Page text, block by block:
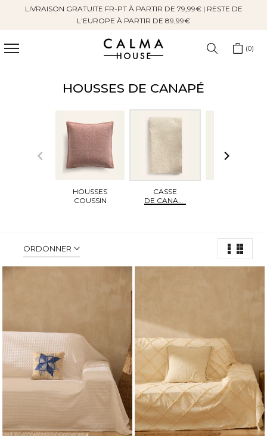
SauterLIVRAISON GRATUITE FR-PT À PARTIR DE 79,99€ | RESTE DE
L'EUROPE À PARTIR DE 89,99€
0
HOUSSES DE CANAPÉ
HOUSSES
COUSSIN
CASSE
DE CANAPÉ
ORDONNER